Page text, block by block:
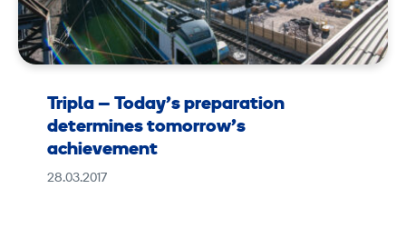
Tripla – Today’s preparation
determines tomorrow’s
achievement
28.03.2017